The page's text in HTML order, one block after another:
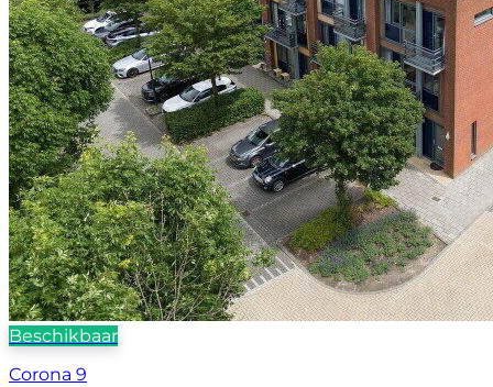
Beschikbaar
Corona 9